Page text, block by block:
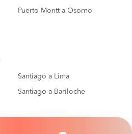
Puerto Montt a Osorno
Santiago a Lima
Santiago a Bariloche